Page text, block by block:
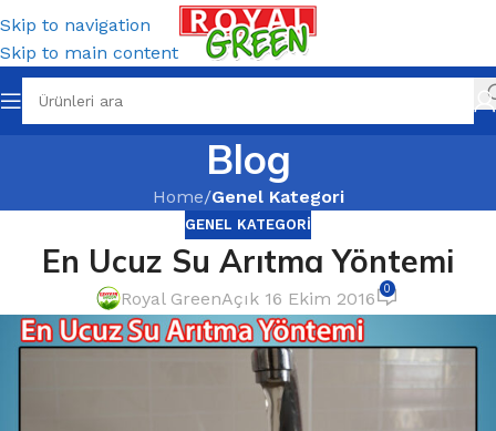
Skip to navigation
Skip to main content
Blog
Home/Genel Kategori
GENEL KATEGORI
En Ucuz Su Arıtma Yöntemi
Royal GreenAçık 16 Ekim 2016 0